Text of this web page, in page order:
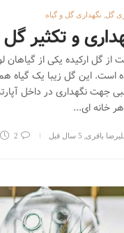
گل, نگهداری گل و گیاه
و تکثیر گل
از گل ارکیده یکی از
است. این گل زیبا یک گیاه
جهت نگهداری در داخل
خانه ای...
باقری, 5 سال قبل